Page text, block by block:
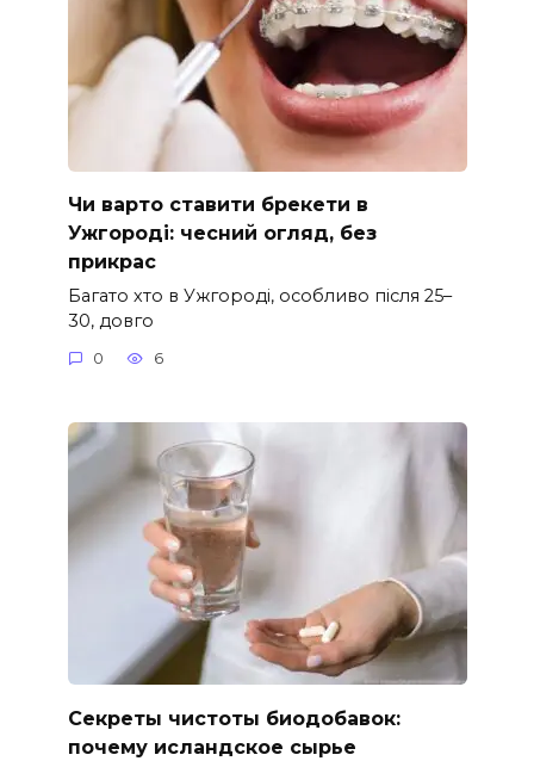
Чи варто ставити брекети в
Ужгороді: чесний огляд, без
прикрас
Багато хто в Ужгороді, особливо після 25–
30, довго
0 6
Секреты чистоты биодобавок:
почему исландское сырье